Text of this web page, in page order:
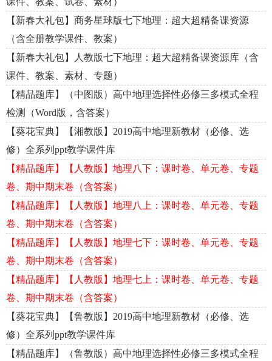
【新春大礼包】商务星球版七下地理：超大超精备课资源
（含全册教学课件、教案）
【新春大礼包】人教版七下地理：超大超精备课资源库（含
课件、教案、素材、专题）
【精品题库】（中图版）高中地理选择性必修三多模式全程
检测（Word版，含答案）
【葵花宝典】【湘教版】2019高中地理新教材（必修、选
修）全系列ppt教学课件库
【精品题库】【人教版】地理八下：课时卷、单元卷、专题
卷、期中期末卷（含答案）
【精品题库】【人教版】地理八上：课时卷、单元卷、专题
卷、期中期末卷（含答案）
【精品题库】【人教版】地理七下：课时卷、单元卷、专题
卷、期中期末卷（含答案）
【精品题库】【人教版】地理七上：课时卷、单元卷、专题
卷、期中期末卷（含答案）
【葵花宝典】【鲁教版】2019高中地理新教材（必修、选
修）全系列ppt教学课件库
【精品题库】（鲁教版）高中地理选择性必修三多模式全程